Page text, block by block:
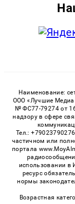
Наименование:
ООО «Лучшие
№ ФС77-79274 от
надзору в сфере
Тел.:
частичном или
портала
использовании в
ресурс
нормы
Возрастная